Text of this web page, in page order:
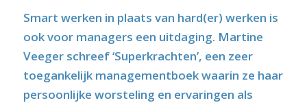
Smart werken in plaats van hard(er) werken is
ook voor managers een uitdaging. Martine
Veeger schreef ‘Superkrachten’, een zeer
toegankelijk managementboek waarin ze haar
persoonlijke worsteling en ervaringen als